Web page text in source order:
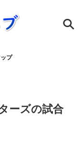
プ
ーズの試合